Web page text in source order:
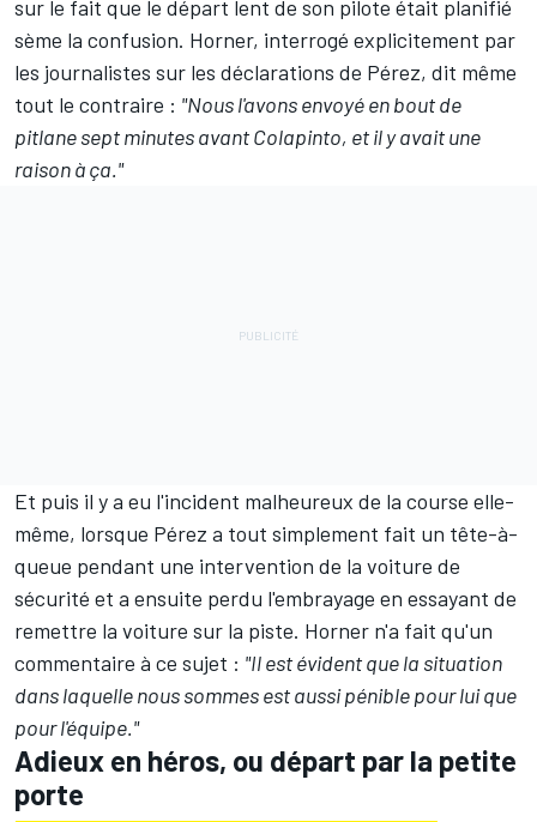
sur le fait que le départ lent de son pilote était planifié
sème la confusion. Horner, interrogé explicitement par
les journalistes sur les déclarations de Pérez, dit même
tout le contraire : "Nous l'avons envoyé en bout de
pitlane sept minutes avant Colapinto, et il y avait une
raison à ça."
Et puis il y a eu l'incident malheureux de la course elle-
même, lorsque Pérez a tout simplement fait un tête-à-
queue pendant une intervention de la voiture de
sécurité et a ensuite perdu l'embrayage en essayant de
remettre la voiture sur la piste. Horner n'a fait qu'un
commentaire à ce sujet : "Il est évident que la situation
dans laquelle nous sommes est aussi pénible pour lui que
pour l'équipe."
Adieux en héros, ou départ par la petite
porte